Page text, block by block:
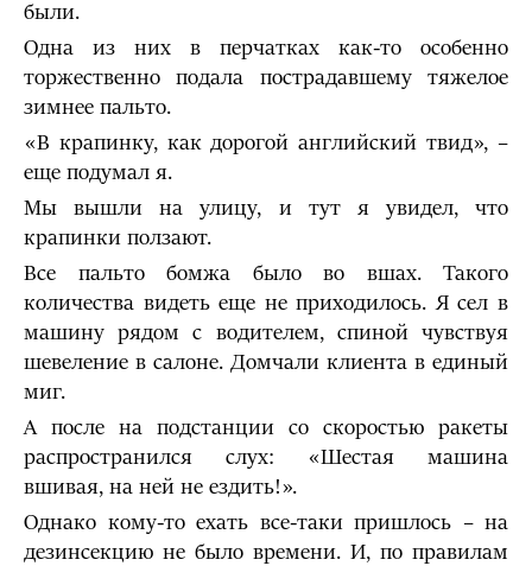
были.
Одна из них в перчатках как-то особенно
торжественно подала пострадавшему тяжелое
зимнее пальто.
«В крапинку, как дорогой английский твид», –
еще подумал я.
Мы вышли на улицу, и тут я увидел, что
крапинки ползают.
Все пальто бомжа было во вшах. Такого
количества видеть еще не приходилось. Я сел в
машину рядом с водителем, спиной чувствуя
шевеление в салоне. Домчали клиента в единый
миг.
А после на подстанции со скоростью ракеты
распространился слух: «Шестая машина
вшивая, на ней не ездить!».
Однако кому-то ехать все-таки пришлось – на
дезинсекцию не было времени. И, по правилам